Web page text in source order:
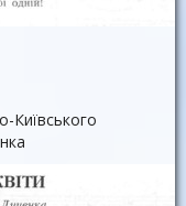
Київського